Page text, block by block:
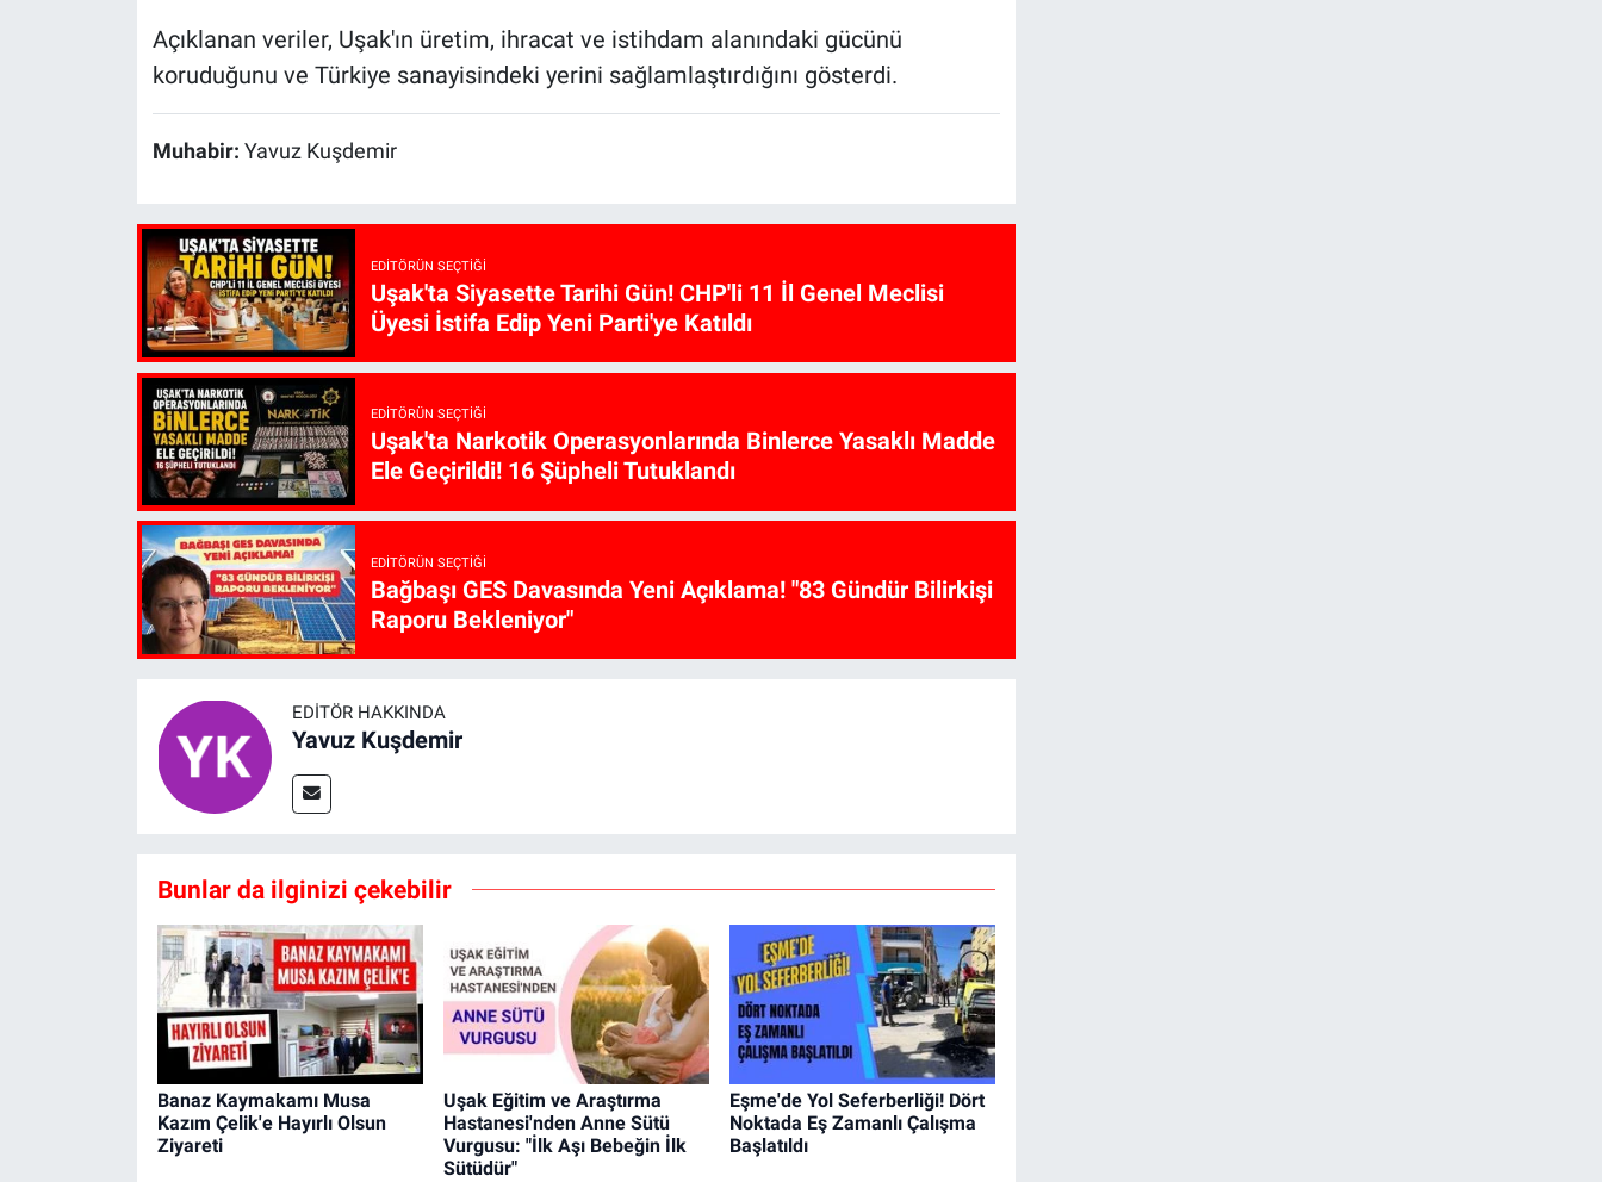
Açıklanan veriler, Uşak'ın üretim, ihracat ve istihdam alanındaki gücünü
koruduğunu ve Türkiye sanayisindeki yerini sağlamlaştırdığını gösterdi.
Muhabir: Yavuz Kuşdemir
EDITÖRÜN SEÇTIĞI
Uşak'ta Siyasette Tarihi Gün! CHP'li 11 İl Genel Meclisi
Üyesi İstifa Edip Yeni Parti'ye Katıldı
EDITÖRÜN SEÇTIĞI
Uşak'ta Narkotik Operasyonlarında Binlerce Yasaklı Madde
Ele Geçirildi! 16 Şüpheli Tutuklandı
EDITÖRÜN SEÇTIĞI
Bağbaşı GES Davasında Yeni Açıklama! "83 Gündür Bilirkişi
Raporu Bekleniyor"
EDITÖR HAKKINDA
Yavuz Kuşdemir
Bunlar da ilginizi çekebilir
Banaz Kaymakamı Musa
Kazım Çelik'e Hayırlı Olsun
Ziyareti
Uşak Eğitim ve Araştırma
Hastanesi'nden Anne Sütü
Vurgusu: "İlk Aşı Bebeğin İlk
Sütüdür"
Eşme'de Yol Seferberliği! Dört
Noktada Eş Zamanlı Çalışma
Başlatıldı